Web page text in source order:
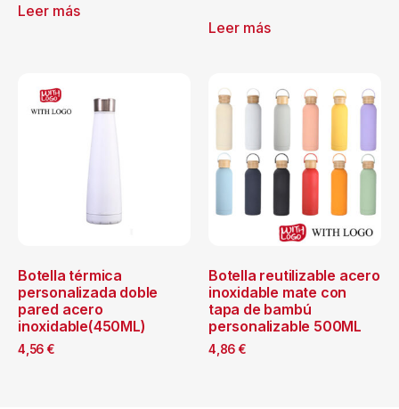
Leer más
Leer más
Botella térmica
personalizada doble
pared acero
inoxidable(450ML)
4,56 €
Botella reutilizable acero
inoxidable mate con
tapa de bambú
personalizable 500ML
4,86 €